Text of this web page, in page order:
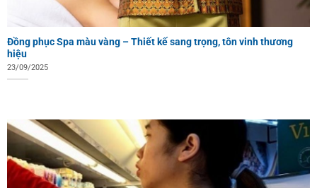
Đồng phục Spa màu vàng – Thiết kế sang trọng, tôn vinh thương
hiệu
23/09/2025